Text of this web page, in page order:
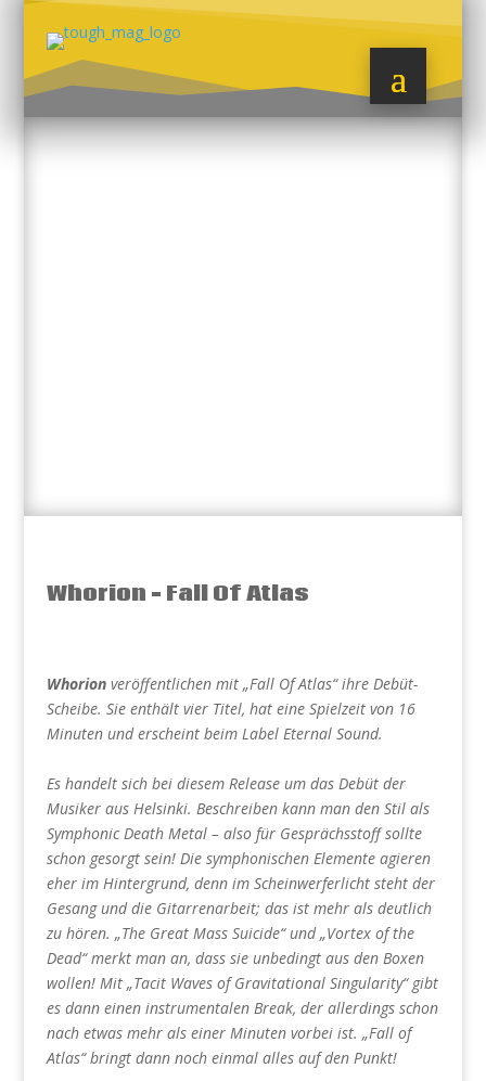
Whorion – Fall Of Atlas
Whorionveröffentlichen mit „Fall Of Atlas“ ihre Debüt-
Scheibe. Sie enthält vier Titel, hat eine Spielzeit von 16
Minuten und erscheint beim Label Eternal Sound.
Es handelt sich bei diesem Release um das Debüt der
Musiker aus Helsinki. Beschreiben kann man den Stil als
Symphonic Death Metal – also für Gesprächsstoff sollte
schon gesorgt sein! Die symphonischen Elemente agieren
eher im Hintergrund, denn im Scheinwerferlicht steht der
Gesang und die Gitarrenarbeit; das ist mehr als deutlich
zu hören. „The Great Mass Suicide“ und „Vortex of the
Dead“ merkt man an, dass sie unbedingt aus den Boxen
wollen! Mit „Tacit Waves of Gravitational Singularity“ gibt
es dann einen instrumentalen Break, der allerdings schon
nach etwas mehr als einer Minuten vorbei ist. „Fall of
Atlas“ bringt dann noch einmal alles auf den Punkt!